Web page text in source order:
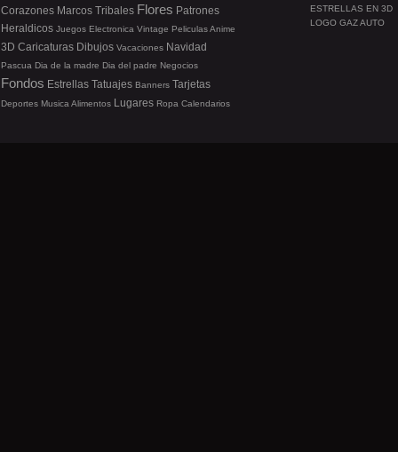
ESTRELLAS EN 3D
LOGO GAZ AUTO
Corazones Marcos Tribales Flores Patrones
Heraldicos Juegos Electronica Vintage PeliculasAnime
3D Caricaturas Dibujos Vacaciones Navidad
Pascua Dia de la madre Dia del padre Negocios
Fondos Estrellas Tatuajes Banners Tarjetas
Deportes Musica Alimentos Lugares Ropa Calendarios